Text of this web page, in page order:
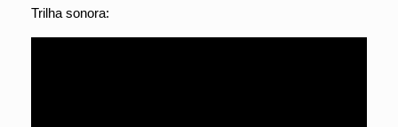
Trilha sonora: